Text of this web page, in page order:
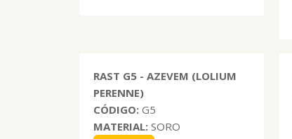
RAST G5 - AZEVEM (LOLIUM
PERENNE)
CÓDIGO:G5
MATERIAL: SORO